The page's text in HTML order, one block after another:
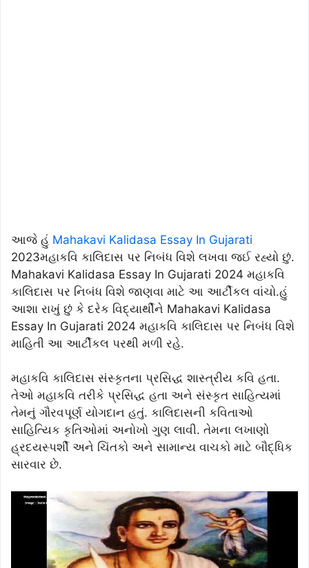
આજે હું Mahakavi Kalidasa Essay In Gujarati
2023મહાકવિ કાલિદાસ પર નિબંધ વિશે લખવા જઈ રહ્યો છું.
Mahakavi Kalidasa Essay In Gujarati 2024 મહાકવિ
કાલિદાસ પર નિબંધ વિશે જાણવા માટે આ આર્ટીકલ વાંચો.હું
આશા રાખું છું કે દરેક વિદ્યાર્થીને Mahakavi Kalidasa
Essay In Gujarati 2024 મહાકવિ કાલિદાસ પર નિબંધ વિશે
માહિતી આ આર્ટીકલ પરથી મળી રહે.
મહાકવિ કાલિદાસ સંસ્કૃતના પ્રસિદ્ધ શાસ્ત્રીય કવિ હતા.
તેઓ મહાકવિ તરીકે પ્રસિદ્ધ હતા અને સંસ્કૃત સાહિત્યમાં
તેમનું ગૌરવપૂર્ણ યોગદાન હતું. કાલિદાસની કવિતાઓ
સાહિત્યિક કૃતિઓમાં અનોખો ગુણ લાવી. તેમના લખાણો
હ્રદયસ્પર્શી અને ચિંતકો અને સામાન્ય વાચકો માટે બૌદ્ધિક
સારવાર છે.